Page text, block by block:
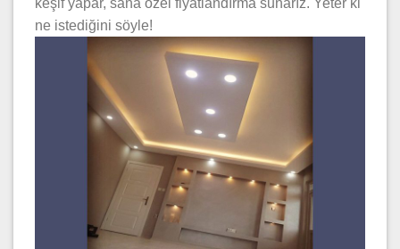
ne istediğini söyle!